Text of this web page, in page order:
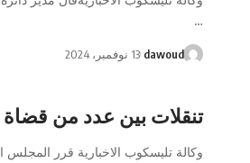
…
dawoud 13 نوفمبر، 2024
تنقلات بين عدد من